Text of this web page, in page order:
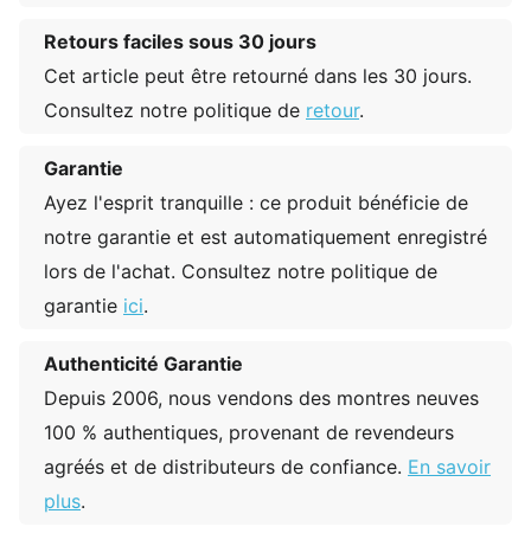
Retours faciles sous 30 jours
Cet article peut être retourné dans les 30 jours.
Consultez notre politique de retour.
Garantie
Ayez l'esprit tranquille : ce produit bénéficie de
notre garantie et est automatiquement enregistré
lors de l'achat. Consultez notre politique de
garantie ici.
Authenticité Garantie
Depuis 2006, nous vendons des montres neuves
100 % authentiques, provenant de revendeurs
agréés et de distributeurs de confiance. En savoir
plus.